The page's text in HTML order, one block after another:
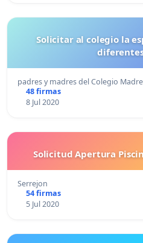
Solicitar al colegio la
padres y madres del Colegio
48 firmas
8 Jul 2020
Solicitud Apertura
Serrejon
54 firmas
5 Jul 2020